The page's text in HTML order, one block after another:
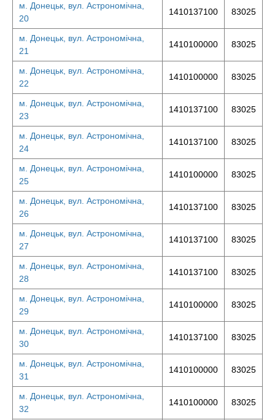
м. Донецьк, вул. Астрономічна,
20
1410137100 83025
м. Донецьк, вул. Астрономічна,
21
1410100000 83025
м. Донецьк, вул. Астрономічна,
22
1410100000 83025
м. Донецьк, вул. Астрономічна,
23
1410137100 83025
м. Донецьк, вул. Астрономічна,
24
1410137100 83025
м. Донецьк, вул. Астрономічна,
25
1410100000 83025
м. Донецьк, вул. Астрономічна,
26
1410137100 83025
м. Донецьк, вул. Астрономічна,
27
1410137100 83025
м. Донецьк, вул. Астрономічна,
28
1410137100 83025
м. Донецьк, вул. Астрономічна,
29
1410100000 83025
м. Донецьк, вул. Астрономічна,
30
1410137100 83025
м. Донецьк, вул. Астрономічна,
31
1410100000 83025
м. Донецьк, вул. Астрономічна,
32
1410100000 83025